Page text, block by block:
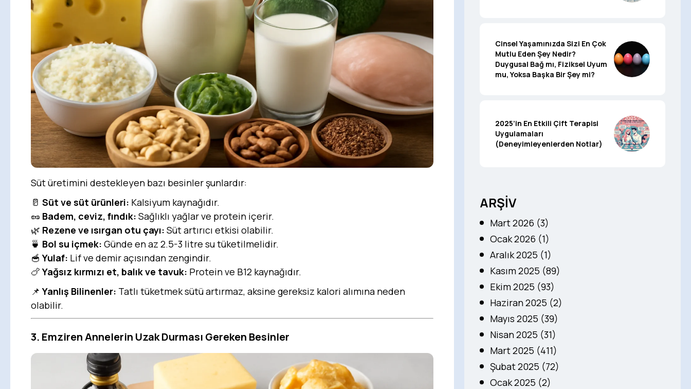
Süt üretimini destekleyen bazı besinler şunlardır:
🥛 Süt ve süt ürünleri: Kalsiyum kaynağıdır.
🥜 Badem, ceviz, fındık: Sağlıklı yağlar ve protein içerir.
🌿 Rezene ve ısırgan otu çayı: Süt artırıcı etkisi olabilir.
🍵 Bol su içmek: Günde en az 2.5-3 litre su tüketilmelidir.
🥣Yulaf: Lif ve demir açısından zengindir.
🍗Yağsız kırmızı et, balık ve tavuk: Protein ve B12 kaynağıdır.
📌Yanlış Bilinenler: Tatlı tüketmek sütü artırmaz, aksine gereksiz kalori alımına neden
olabilir.
3. Emziren Annelerin Uzak Durması Gereken Besinler
Cinsel Yaşamınızda Sizi En Çok
Mutlu Eden Şey Nedir?
Duygusal Bağ mı, Fiziksel Uyum
mu, Yoksa Başka Bir Şey mi?
2025’in En Etkili Çift Terapisi
Uygulamaları
(Deneyimleyenlerden Notlar)
ARŞİV
Mart 2026 (3)
Ocak 2026 (1)
Aralık 2025 (1)
Kasım 2025 (89)
Ekim 2025 (93)
Haziran 2025 (2)
Mayıs 2025 (39)
Nisan 2025 (31)
Mart 2025 (411)
Şubat 2025 (72)
Ocak 2025 (2)